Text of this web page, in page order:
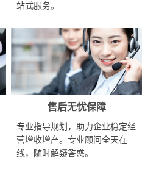
站式服务。
售后无忧保障
专业指导规划，助力企业稳定经
营增收增产。专业顾问全天在
线，随时解疑答惑。